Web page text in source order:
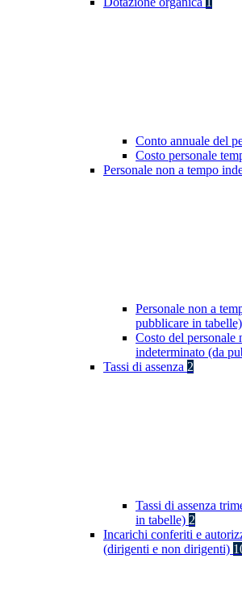
Conto annuale del
Costo personale
Personale non a tempo
Personale non a
pubblicare in tabelle)
Costo del personale
indeterminato (da
Tassi di assenza 2
Tassi di assenza
in tabelle) 2
Incarichi conferiti e
(dirigenti e non dirigenti)